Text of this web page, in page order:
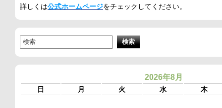
詳しくは公式ホームページをチェックしてください。
2026年8月
日 月 火 水 木